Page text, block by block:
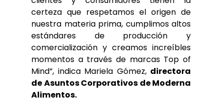
certeza que respetamos el origen de
nuestra materia prima, cumplimos altos
estándares de producción y
comercialización y creamos increíbles
momentos a través de marcas Top of
Mind”, indica Mariela Gómez, directora
de Asuntos Corporativos de Moderna
Alimentos.